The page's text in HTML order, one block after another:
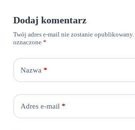
Dodaj komentarz
Twój adres e-mail nie zostanie opublikowany.
oznaczone *
Nazwa *
Adres e-mail *